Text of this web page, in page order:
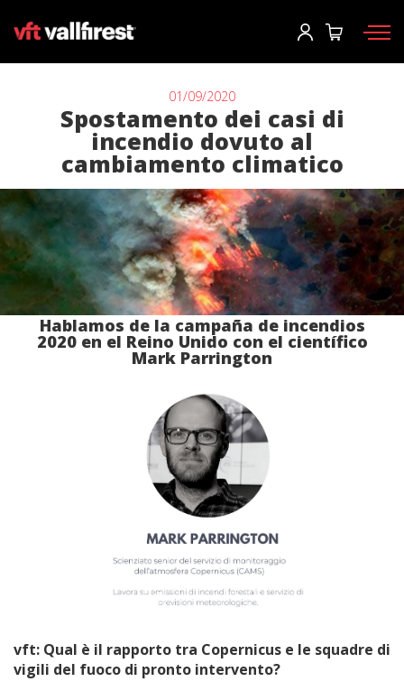
Accesso
User*
*
Accesso
Hai dimenticato la tua password?
o
Crea un account
Dispositivi di protezione
Zaino pompieri
Strumenti
Pompe e attrezzature
Camion antincendio forestale
Aerial
Accessori
DE IT PT
(+34) 93 867 87 79
01/09/2020
Spostamento dei casi di
incendio dovuto al
cambiamento climatico
Hablamos de la campaña de incendios
2020 en el Reino Unido con el científico
Mark Parrington
vft: Qual è il rapporto tra Copernicus e le squadre di
vigili del fuoco di pronto intervento?